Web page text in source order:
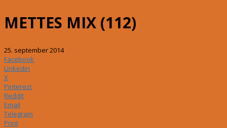
METTES MIX (112)
25. september 2014
Facebook
Linkedin
X
Pinterest
ReddIt
Email
Telegram
Print